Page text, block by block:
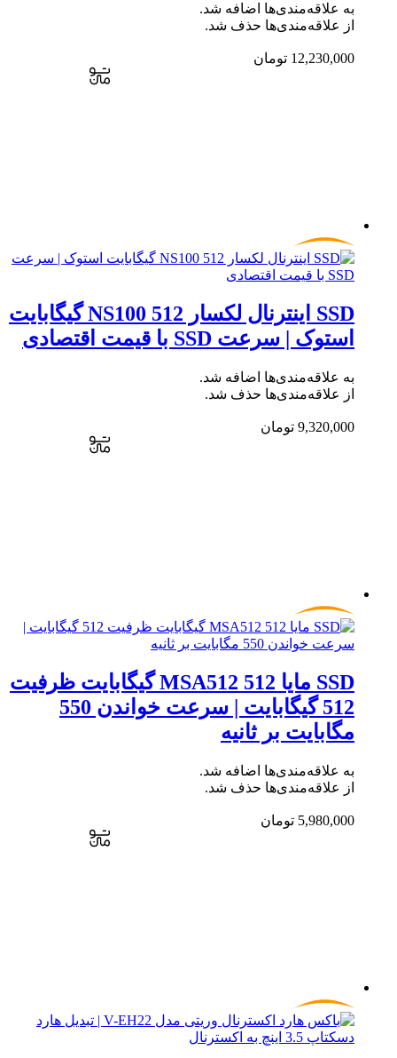
به علاقه‌مندی‌ها اضافه شد.
از علاقه‌مندی‌ها حذف شد.
12,230,000 تومان
SSD اینترنال لکسار NS100 512 گیگابایت
استوک | سرعت SSD با قیمت اقتصادی
به علاقه‌مندی‌ها اضافه شد.
از علاقه‌مندی‌ها حذف شد.
9,320,000 تومان
SSD مایا MSA512 512 گیگابایت ظرفیت
512 گیگابایت | سرعت خواندن 550
مگابایت بر ثانیه
به علاقه‌مندی‌ها اضافه شد.
از علاقه‌مندی‌ها حذف شد.
5,980,000 تومان